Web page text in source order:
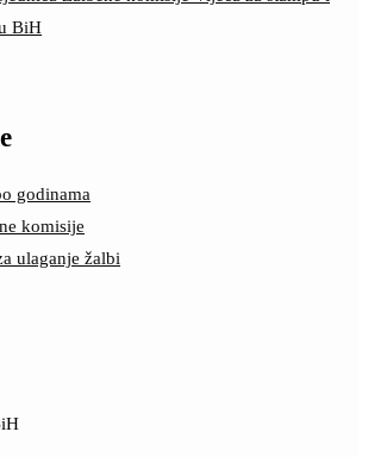
BiH
godinama
komisije
ulaganje žalbi